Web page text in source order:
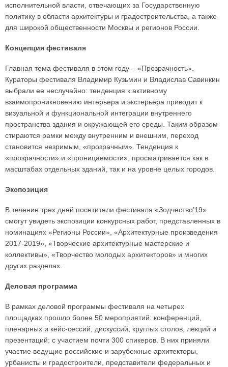
исполнительной власти, отвечающих за Государственную
политику в области архитектуры и градостроительства, а также
для широкой общественности Москвы и регионов России.
Концепция фестиваля
Главная тема фестиваля в этом году – «Прозрачность».
Кураторы фестиваля Владимир Кузьмин и Владислав Савинкин
выбрали ее неслучайно: тенденция к активному
взаимопроникновению интерьера и экстерьера приводит к
визуальной и функциональной интеграции внутреннего
пространства здания и окружающей его среды. Таким образом
стираются рамки между внутренним и внешним, переход
становится незримым, «прозрачным». Тенденция к
«прозрачности» и «проницаемости», просматривается как в
масштабах отдельных зданий, так и на уровне целых городов.
Экспозиция
В течение трех дней посетители фестиваля «Зодчество’19»
смогут увидеть экспозиции конкурсных работ, представленных в
номинациях «Регионы России», «Архитектурные произведения
2017-2019», «Творческие архитектурные мастерские и
коллективы», «Творчество молодых архитекторов» и многих
других разделах.
Деловая программа
В рамках деловой программы фестиваля на четырех
площадках прошло более 50 мероприятий: конференций,
пленарных и кейс-сессий, дискуссий, круглых столов, лекций и
презентаций; с участием почти 300 спикеров. В них приняли
участие ведущие российские и зарубежные архитекторы,
урбанисты и градостроители, представители федеральных и